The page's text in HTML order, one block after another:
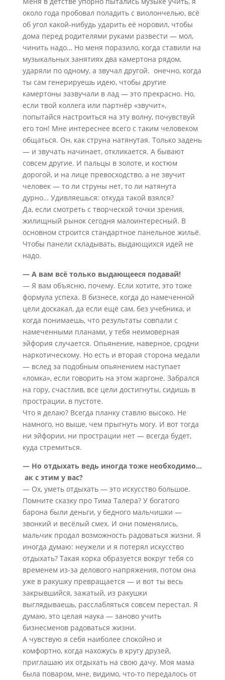
около года пробовал поладить с виолончелью, всё
об угол какой-нибудь ударить её норовил, чтобы
дома перед родителями руками развести — мол,
чинить надо… Но меня поразило, когда ставили на
музыкальных занятиях два камертона рядом,
ударяли по одному, а звучал другой. онечно, когда
ты сам генерируешь идею, чтобы другие
камертоны зазвучали в лад — это прекрасно. Но,
если твой коллега или партнёр «звучит»,
попытайся настроиться на эту волну, почувствуй
его тон! Мне интереснее всего с таким человеком
общаться. Он, как струна натянутая. Только задень
— и звучать начинает, откликается. А бывают
совсем другие. И пальцы в золоте, и костюм
дорогой, и на лице превосходство, а не звучит
человек — то ли струны нет, то ли натянута
дурно… Удивляешься: откуда такой взялся?
Да, если смотреть с творческой точки зрения,
жилищный рынок сегодня малоинтересный. В
основном строится стандартное панельное жильё.
Чтобы панели складывать, выдающихся идей не
надо.
— А вам всё только выдающееся подавай!
— Я вам объясню, почему. Если хотите, это тоже
формула успеха. В бизнесе, когда до намеченной
цели доскакал, да если ещё сам, без учебника, и
когда понимаешь, что результаты совпали с
намеченными планами, у тебя неимоверная
эйфория случается. Опьянение, наверное, сродни
наркотическому. Но есть и вторая сторона медали
— вслед за подобным опьянением наступает
«ломка», если говорить на этом жаргоне. Забрался
на гору, счастлив, все цели достигнуты, сидишь в
прострации, в пустоте.
Что я делаю? Всегда планку ставлю высоко. Не
намного, но выше, чем прыгнуть могу. И вот тогда
ни эйфории, ни прострации нет — всегда будет,
куда стремиться.
— Но отдыхать ведь иногда тоже необходимо…
ак с этим у вас?
— Ох, уметь отдыхать — это искусство большое.
Помните сказку про Тима Талера? У богатого
барона были деньги, у бедного мальчишки —
звонкий и весёлый смех. И они поменялись,
мальчик продал возможность радоваться жизни. Я
иногда думаю: неужели и я потерял искусство
отдыхать? Такая корка образуется вокруг тебя со
временем из-за делового напряжения, потом она
уже в ракушку превращается — и вот ты весь
закрывшийся, зажатый, из ракушки
выглядываешь, расслабляться совсем перестал. Я
думаю, это целая наука — заново учить
бизнесменов радоваться жизни.
А чувствую я себя наиболее спокойно и
комфортно, когда нахожусь в кругу друзей,
приглашаю их отдыхать на свою дачу. Моя мама
была поваром, мне, видимо, что-то передалось от